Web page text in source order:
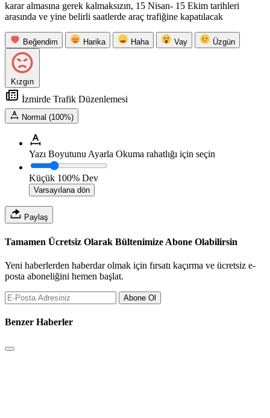
karar almasına gerek kalmaksızın, 15 Nisan- 15 Ekim tarihleri
arasında ve yine belirli saatlerde araç trafiğine kapatılacak
Beğendim Harika Haha Vay Üzgün
Kızgın
İzmirde Trafik Düzenlemesi
Normal (100%)
Yazı Boyutunu Ayarla Okuma rahatlığı için seçin
Küçük 100% Dev
Varsayılana dön
Paylaş
Tamamen Ücretsiz Olarak Bültenimize Abone Olabilirsin
Yeni haberlerden haberdar olmak için fırsatı kaçırma ve ücretsiz e-
posta aboneliğini hemen başlat.
Abone Ol
Benzer Haberler